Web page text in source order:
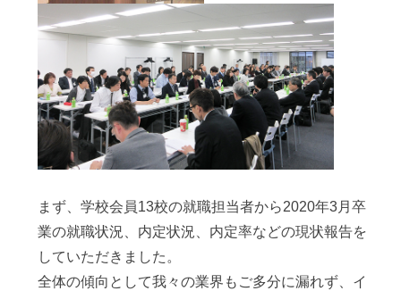
まず、学校会員13校の就職担当者から2020年3月卒
業の就職状況、内定状況、内定率などの現状報告を
していただきました。
全体の傾向として我々の業界もご多分に漏れず、イ